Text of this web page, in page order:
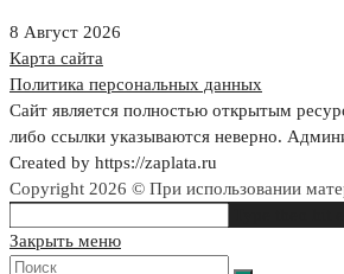
8 Август 2026
Карта сайта
Политика персональных данных
Сайт является полностью открытым
либо ссылки указываются неверно.
Created by https://zaplata.ru
Copyright 2026 © При использовании
this
website
Закрыть меню